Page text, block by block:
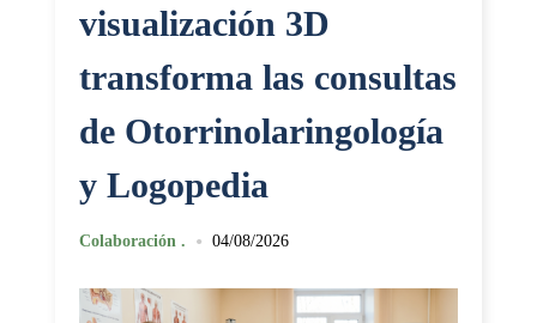
visualización 3D
transforma las consultas
de Otorrinolaringología
y Logopedia
Colaboración . • 04/08/2026